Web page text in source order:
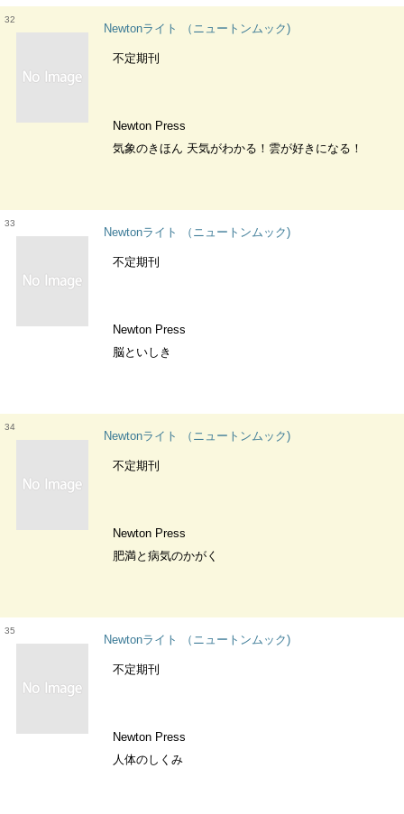
32
Newtonライト （ニュートンムック)
不定期刊
Newton Press
気象のきほん 天気がわかる！雲が好きになる！
33
Newtonライト （ニュートンムック)
不定期刊
Newton Press
脳といしき
34
Newtonライト （ニュートンムック)
不定期刊
Newton Press
肥満と病気のかがく
35
Newtonライト （ニュートンムック)
不定期刊
Newton Press
人体のしくみ